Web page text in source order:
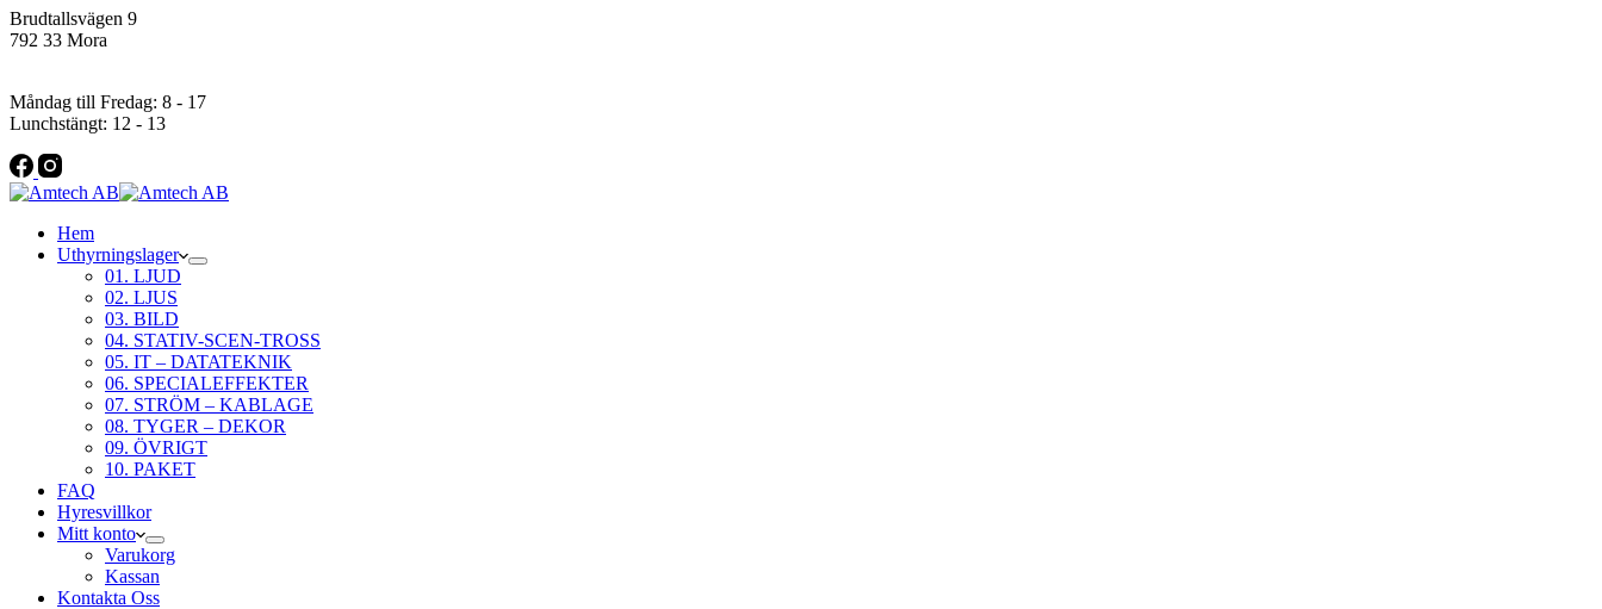
Brudtallsvägen 9
792 33 Mora
Måndag till Fredag: 8 - 17
Lunchstängt: 12 - 13
Hem
Uthyrningslager
01. LJUD
02. LJUS
03. BILD
04. STATIV-SCEN-TROSS
05. IT – DATATEKNIK
06. SPECIALEFFEKTER
07. STRÖM – KABLAGE
08. TYGER – DEKOR
09. ÖVRIGT
10. PAKET
FAQ
Hyresvillkor
Mitt konto
Varukorg
Kassan
Kontakta Oss